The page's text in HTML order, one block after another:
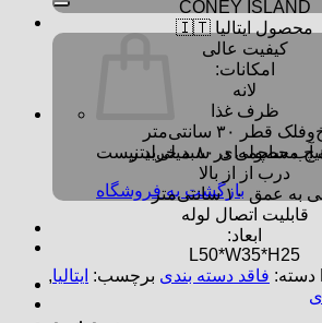
بازگشت به فروشگاه
CONEY ISLAND
محصول ایتالیا 🇮🇹
کیفیت عالی
امکانات:
لانه
ظرف غذا
قطر ۳۰ سانتی‌متر
۸۰ میلی‌لیتر
درب از از بالا
عمق ۱۰ سانتی‌متر
قابلیت اتصال لوله
ابعاد:
L50*W35*H25
دسته: فاقد دسته بندی برچسب: ایتالیا,